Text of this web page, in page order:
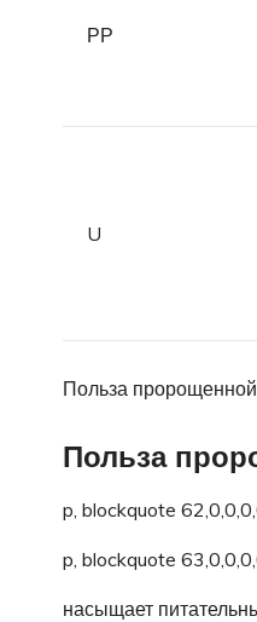
РР
U
Польза
Польза
p, blockquote
p, blockquote
насыщает